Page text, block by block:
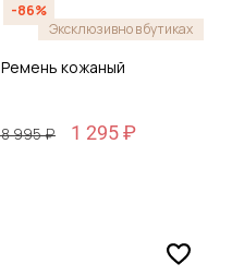
-86%
Эксклюзивно в бутиках
Ремень кожаный
8 995 ₽ 1 295 ₽